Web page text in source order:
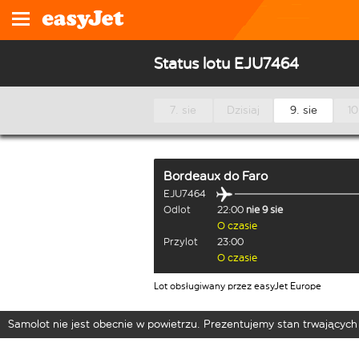
Status lotu EJU7464
7. sie Dzisiaj 9. sie
Bordeaux do Faro
EJU7464
Odlot
22:00 nie 9 sie
O czasie
Przylot
23:00
O czasie
Lot obsługiwany przez easyJet Europe
Samolot nie jest obecnie w powietrzu. Prezentujemy stan